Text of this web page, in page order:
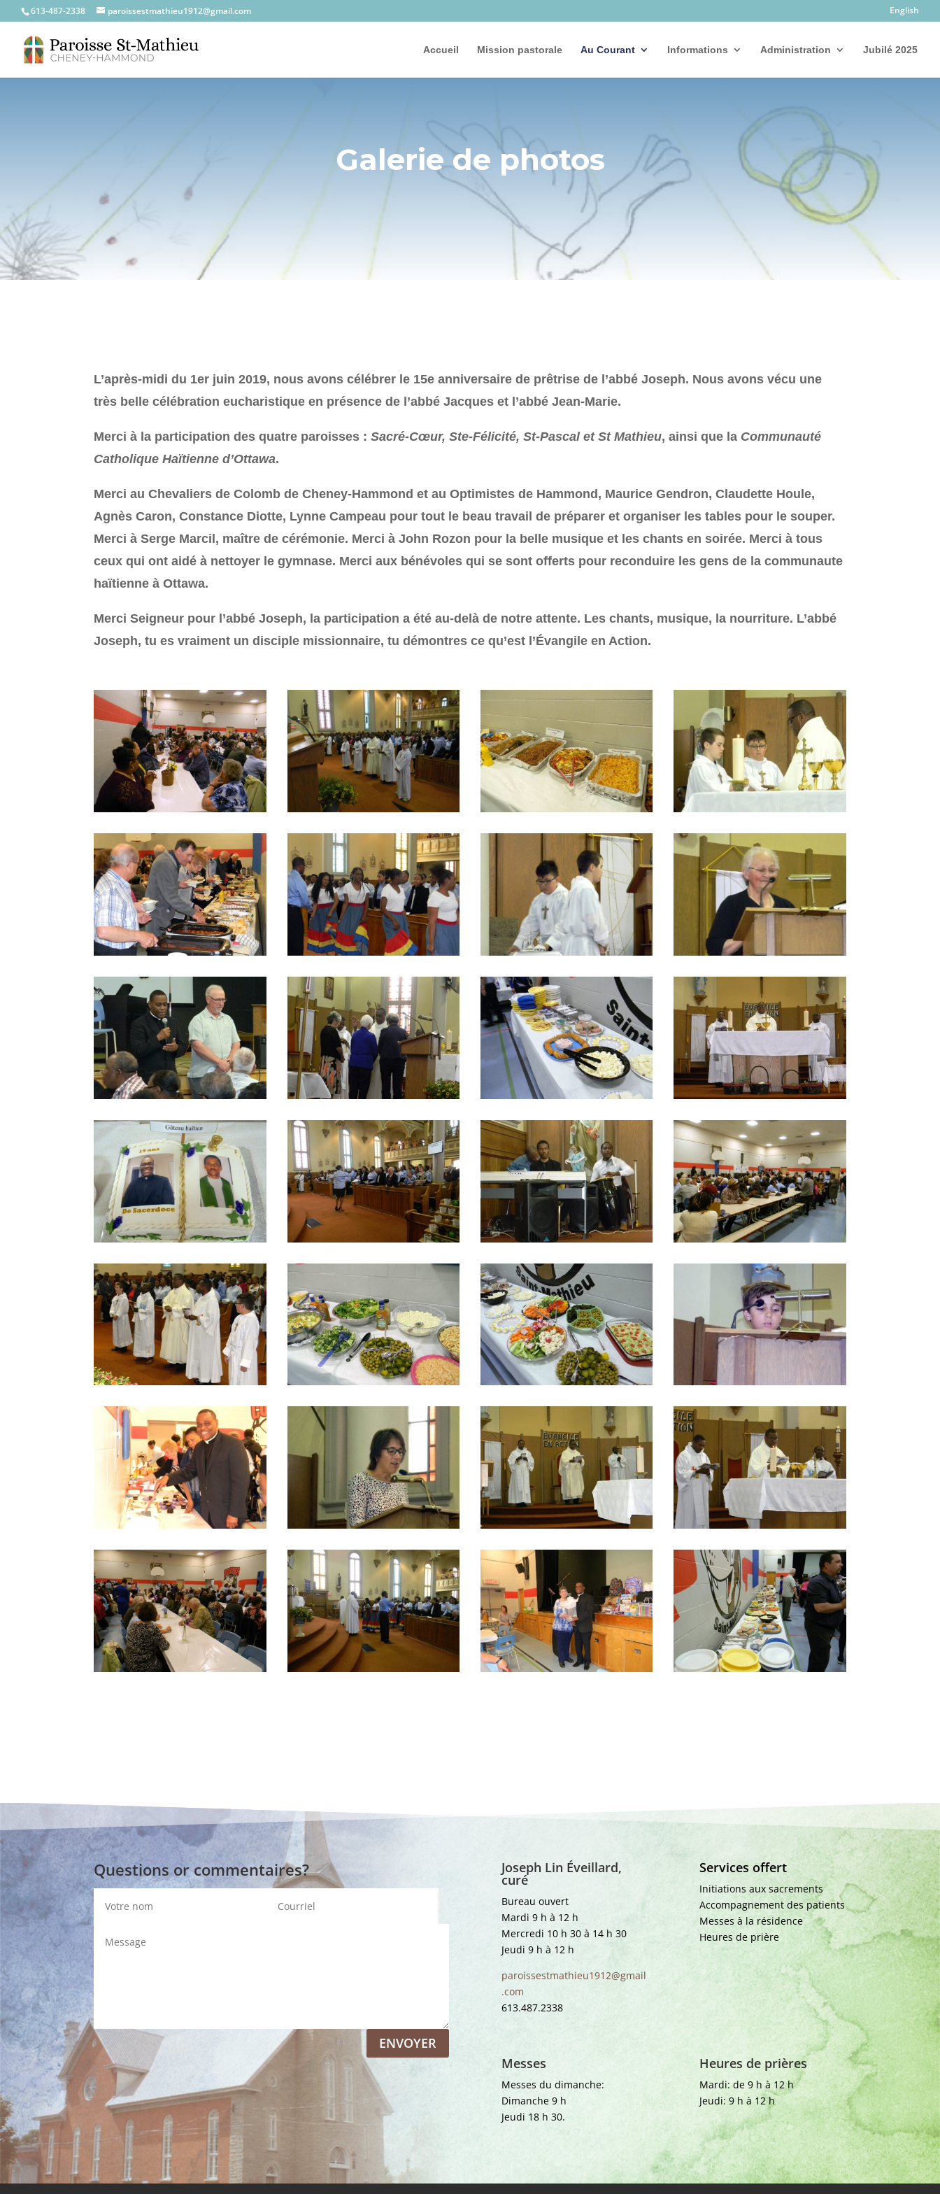
613-487-2338 paroissestmathieu1912@gmail.com English
Accueil Mission pastorale Au Courant Informations Administration Jubilé 2025
Galerie de photos
L’après-midi du 1er juin 2019, nous avons célébrer le 15e anniversaire de prêtrise de l’abbé Joseph. Nous avons vécu une
très belle célébration eucharistique en présence de l’abbé Jacques et l’abbé Jean-Marie.
Merci à la participation des quatre paroisses :Sacré-Cœur, Ste-Félicité, St-Pascal et St Mathieu, ainsi que la Communauté
Catholique Haïtienne d’Ottawa.
Merci au Chevaliers de Colomb de Cheney-Hammond et au Optimistes de Hammond, Maurice Gendron, Claudette Houle,
Agnès Caron, Constance Diotte, Lynne Campeau pour tout le beau travail de préparer et organiser les tables pour le souper.
Merci à Serge Marcil, maître de cérémonie. Merci à John Rozon pour la belle musique et les chants en soirée. Merci à tous
ceux qui ont aidé à nettoyer le gymnase. Merci aux bénévoles qui se sont offerts pour reconduire les gens de la communaute
haïtienne à Ottawa.
Merci Seigneur pour l’abbé Joseph, la participation a été au-delà de notre attente. Les chants, musique, la nourriture. L’abbé
Joseph, tu es vraiment un disciple missionnaire, tu démontres ce qu’est l’Évangile en Action.
Questions or commentaires?
ENVOYER
Joseph Lin Éveillard,
curé
Bureau ouvert
Mardi 9 h à 12 h
Mercredi 10 h 30 à 14 h 30
Jeudi 9 h à 12 h
paroissestmathieu1912@gmail
.com
613.487.2338
Services offert
Initiations aux sacrements
Accompagnement des patients
Messes à la résidence
Heures de prière
Messes
Messes du dimanche:
Dimanche 9 h
Jeudi 18 h 30.
Heures de prières
Mardi: de 9 h à 12 h
Jeudi: 9 h à 12 h